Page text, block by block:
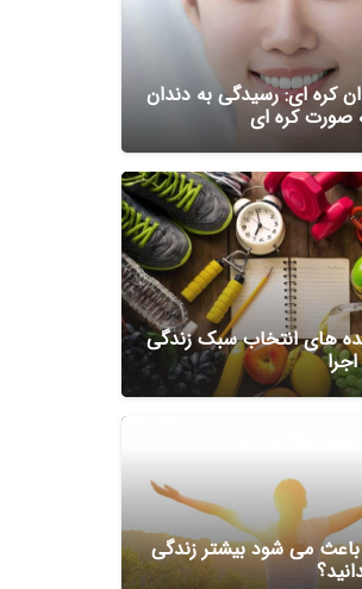
کره ای: رسیدگی به دندان
صورت کره ای
های انتخاب سبک زندگی
باعث می شود بیشتر زندگی